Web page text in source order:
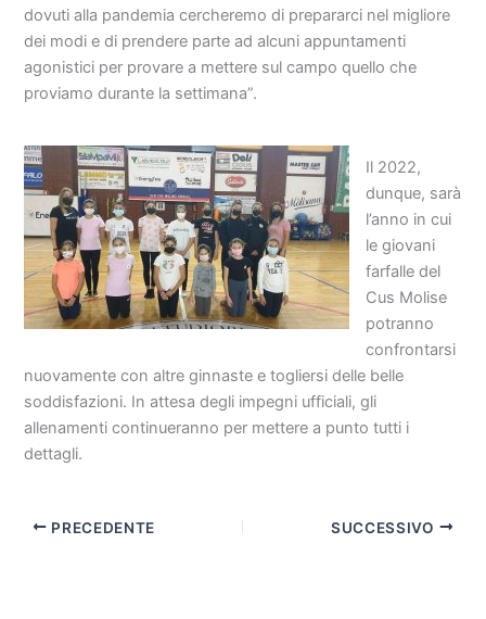
dovuti alla pandemia cercheremo di prepararci nel migliore
dei modi e di prendere parte ad alcuni appuntamenti
agonistici per provare a mettere sul campo quello che
proviamo durante la settimana”.
Il 2022,
dunque, sarà
l’anno in cui
le giovani
farfalle del
Cus Molise
potranno
confrontarsi
nuovamente con altre ginnaste e togliersi delle belle
soddisfazioni. In attesa degli impegni ufficiali, gli
allenamenti continueranno per mettere a punto tutti i
dettagli.
PRECEDENTE SUCCESSIVO